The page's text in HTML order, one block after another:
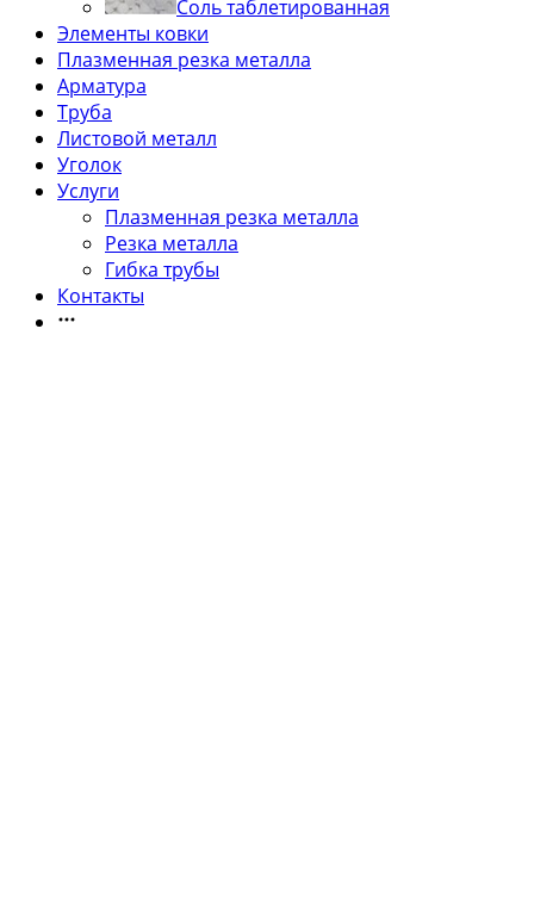
Соль таблетированная
Элементы ковки
Плазменная резка металла
Арматура
Труба
Листовой металл
Уголок
Услуги
Плазменная резка металла
Резка металла
Гибка трубы
Контакты